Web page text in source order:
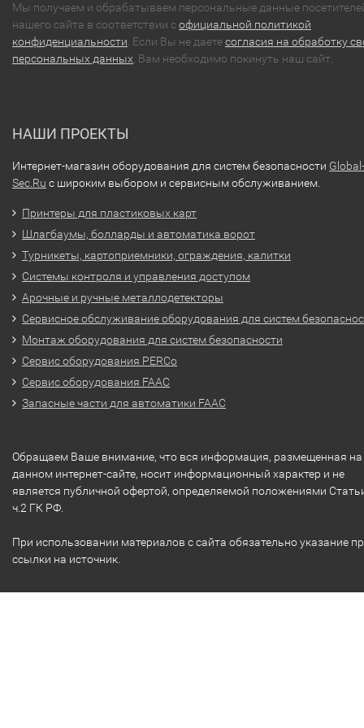
Мы получаем и обрабатываем персональные данные
нашего сайта в соответствии софициальной политикой
конфиденциальности . Если Вы не даетесогласия на обработку
персональных данных , Вам необходимо покинуть наш сайт.
НАШИ ПРОЕКТЫ
Интернет-магазин оборудования для систем безопасности Global-
Sec.Ru с широким выбором и сервисным обслуживанием.
Принтеры для пластиковых карт
Шлагбаумы, болларды и автоматика ворот
Турникеты, картоприемники, ограждения, калитки
Системы контроля и управления доступом
Арочные и ручные металлодетекторы
Сервисное обслуживание оборудования для систем
Монтаж оборудования для систем безопасности
Сервис оборудования PERCo
Сервис оборудования FAAC
Запасные части для автоматики FAAC
Обращаем Ваше внимание, что вся информация, размещенная на
данном интернет-сайте, носит информационный характер и не
является публичной офертой, определяемой положениями
ч.2 ГК РФ.
При использовании материалов с сайта обязательно указание
ссылки на источник.